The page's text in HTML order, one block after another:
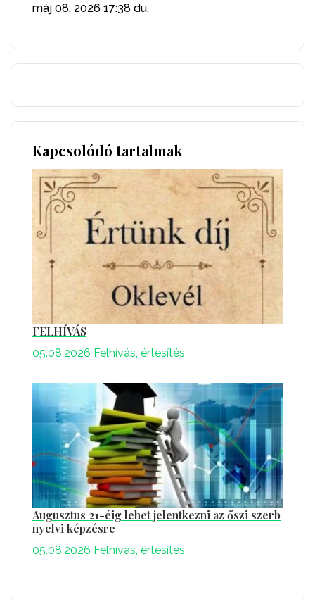
máj 08, 2026 17:38 du.
Kapcsolódó tartalmak
FELHÍVÁS
05.08.2026 Felhívás, értesítés
Augusztus 21-éig lehet jelentkezni az őszi szerb
nyelvi képzésre
05.08.2026 Felhívás, értesítés